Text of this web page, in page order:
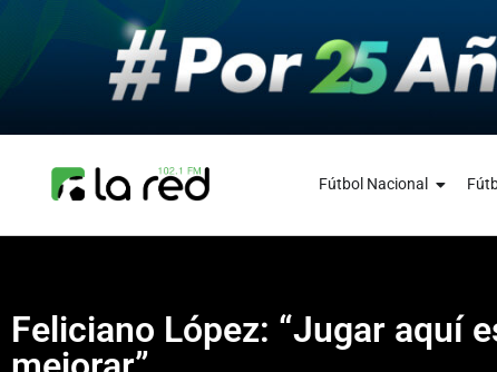
Fútbol Nacional
Feliciano López: “Jugar aquí